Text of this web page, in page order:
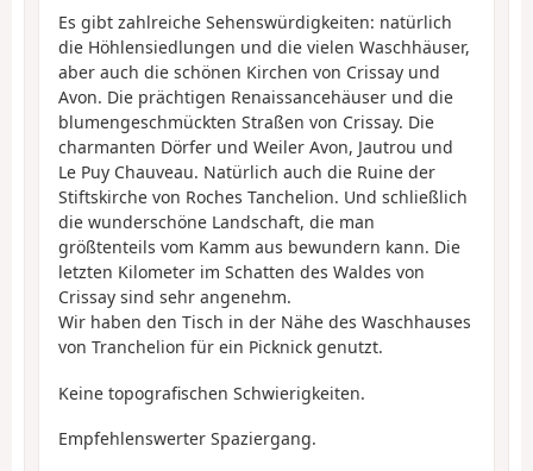
Es gibt zahlreiche Sehenswürdigkeiten: natürlich
die Höhlensiedlungen und die vielen Waschhäuser,
aber auch die schönen Kirchen von Crissay und
Avon. Die prächtigen Renaissancehäuser und die
blumengeschmückten Straßen von Crissay. Die
charmanten Dörfer und Weiler Avon, Jautrou und
Le Puy Chauveau. Natürlich auch die Ruine der
Stiftskirche von Roches Tanchelion. Und schließlich
die wunderschöne Landschaft, die man
größtenteils vom Kamm aus bewundern kann. Die
letzten Kilometer im Schatten des Waldes von
Crissay sind sehr angenehm.
Wir haben den Tisch in der Nähe des Waschhauses
von Tranchelion für ein Picknick genutzt.
Keine topografischen Schwierigkeiten.
Empfehlenswerter Spaziergang.